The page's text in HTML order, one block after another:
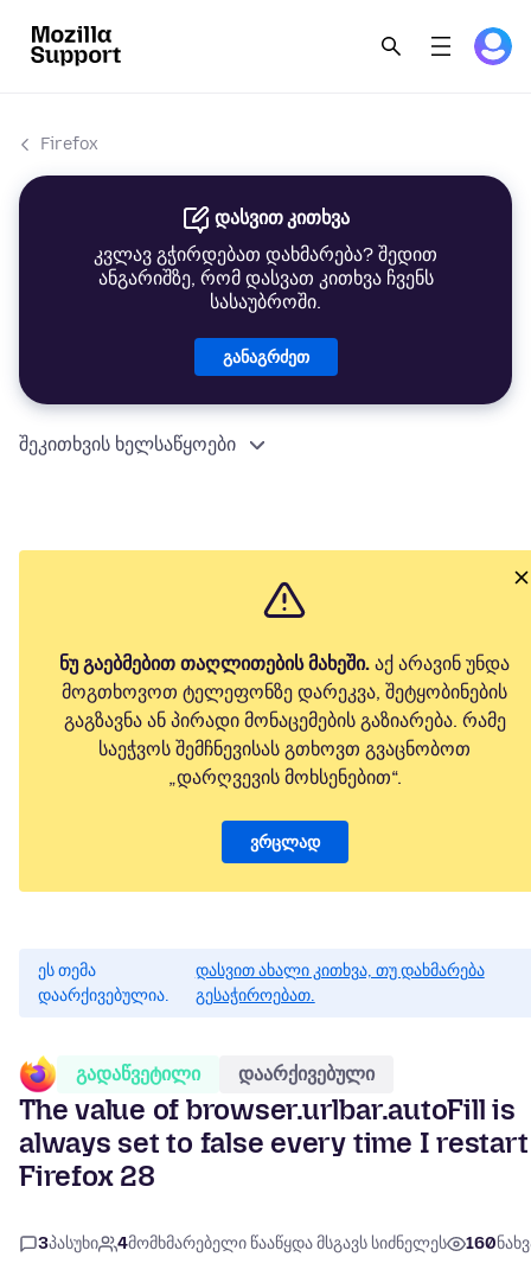
Firefox
დასვით კითხვა
კვლავ გჭირდებათ დახმარება? შედით
ანგარიშზე, რომ დასვათ კითხვა ჩვენს
სასაუბროში.
განაგრძეთ
შეკითხვის ხელსაწყოები
ნუ გაებმებით თაღლითების მახეში. აქ არავინ უნდა
მოგთხოვოთ ტელეფონზე დარეკვა, შეტყობინების
გაგზავნა ან პირადი მონაცემების გაზიარება. რამე
საეჭვოს შემჩნევისას გთხოვთ გვაცნობოთ
„დარღვევის მოხსენებით“.
ვრცლად
ეს თემა
დაარქივებულია.
დასვით ახალი კითხვა, თუ დახმარება
გესაჭიროებათ.
გადაწვეტილი დაარქივებული
The value of browser.urlbar.autoFill is
always set to false every time I restart
Firefox 28
3პასუხი 4მომხმარებელი წააწყდა მსგავს სიძნელეს 160